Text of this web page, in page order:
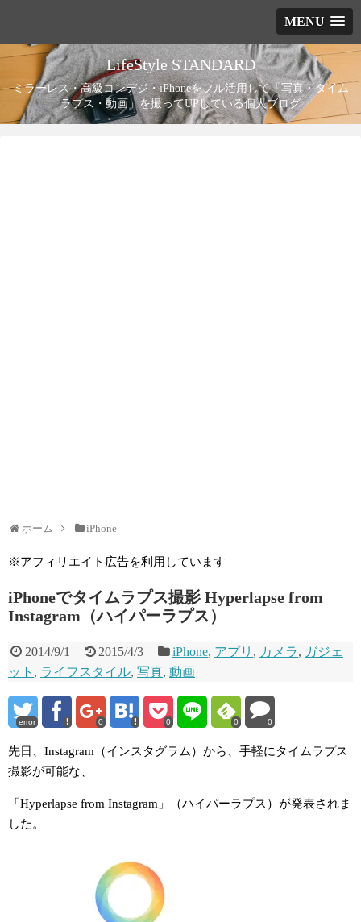
MENU
LifeStyle STANDARD
ミラーレス・高級コンデジ・iPhoneをフル活用して「写真・タイム
ラプス・動画」を撮ってUPしている個人ブログ
ホーム iPhone
※アフィリエイト広告を利用しています
iPhoneでタイムラプス撮影 Hyperlapse from
Instagram（ハイパーラプス）
2014/9/1 2015/4/3 iPhone, アプリ , カメラ, ガジェ
ット , ライフスタイル, 写真, 動画
error 0 0 0 0
先日、Instagram（インスタグラム）から、手軽にタイムラプス
撮影が可能な、
「Hyperlapse from Instagram」（ハイパーラプス）が発表されま
した。